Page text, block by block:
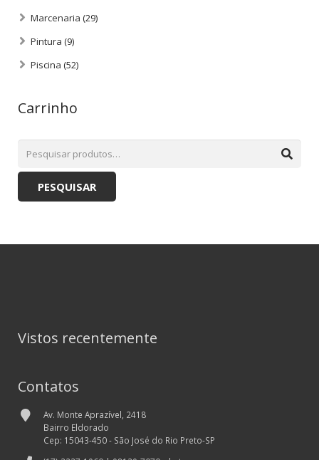
Marcenaria (29)
Pintura (9)
Piscina (52)
Carrinho
PESQUISAR
Vistos recentemente
Contatos
Av. Monte Aprazível, 2418
Bairro Eldorado
Cep: 15043-450 - São José do Rio Preto-SP